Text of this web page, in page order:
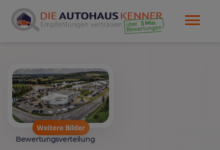
Weitere Bilder
Bewertungsverteilung